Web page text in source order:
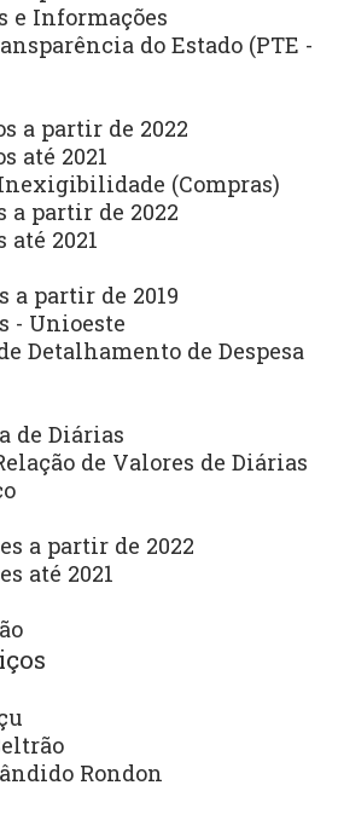
e Informações
do Estado (PTE -
a partir de 2022
até 2021
(Compras)
a partir de 2022
até 2021
a partir de 2019
- Unioeste
Detalhamento de Despesa
de Diárias
de Valores de Diárias
a partir de 2022
até 2021
Rondon
Núcleo de Inserção
Profissional (NIP)
Unioeste
Proteção de Dados
Pessoais (LGPD)
Informações Públicas e
– Unioeste INOVA
a implementação da Política
da Unioeste;
os direitos de propriedade
e transferência de